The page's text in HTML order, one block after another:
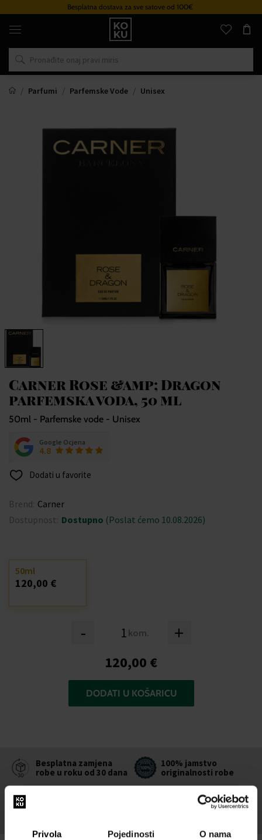
Privola Pojedinosti O nama
Besplatna dostava za sve satove od 100€
Originalni
parfemi
satovi
na
mjestu
Parfumi
Parfemske Vode Unisex
Carner Rose &amp; Dragon
parfemska voda, 50 ml
50ml - Parfemske vode - Unisex
Google Ocjena
4.8
Dodati u favorite
Brend: Carner
Dostupnost: Dostupno (Poslat ćemo 10.08.2026)
- kom. +
50ml
120,00 €
120,00 €
DODATI U KOŠARICU
Besplatna zamjena
robe u roku od 30 dana
100% jamstvo
originalnosti robe
Nagrada za vašu